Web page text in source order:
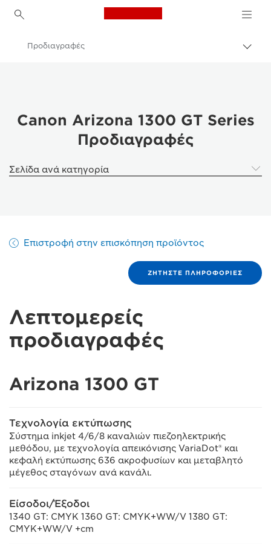
Canon Logo, back to
Επαγγελματικά προϊόντα
High-Quality Large Format Printers for CAD/GIS and Stunning Graphics
Προδιαγραφές
Canon Arizona 1300 GT Series
Προδιαγραφές
Σελίδα ανά κατηγορία
Επιστροφή στην επισκόπηση προϊόντος
ΖΗΤΉΣΤΕ ΠΛΗΡΟΦΟΡΊΕΣ
Λεπτομερείς
προδιαγραφές
Arizona 1300 GT
Τεχνολογία εκτύπωσης
Σύστημα inkjet 4/6/8 καναλιών πιεζοηλεκτρικής
μεθόδου, με τεχνολογία απεικόνισης VariaDot® και
κεφαλή εκτύπωσης 636 ακροφυσίων και μεταβλητό
μέγεθος σταγόνων ανά κανάλι.
Είσοδοι/Έξοδοι
1340 GT: CMYK 1360 GT: CMYK+WW/V 1380 GT:
CMYK+WW/V +cm